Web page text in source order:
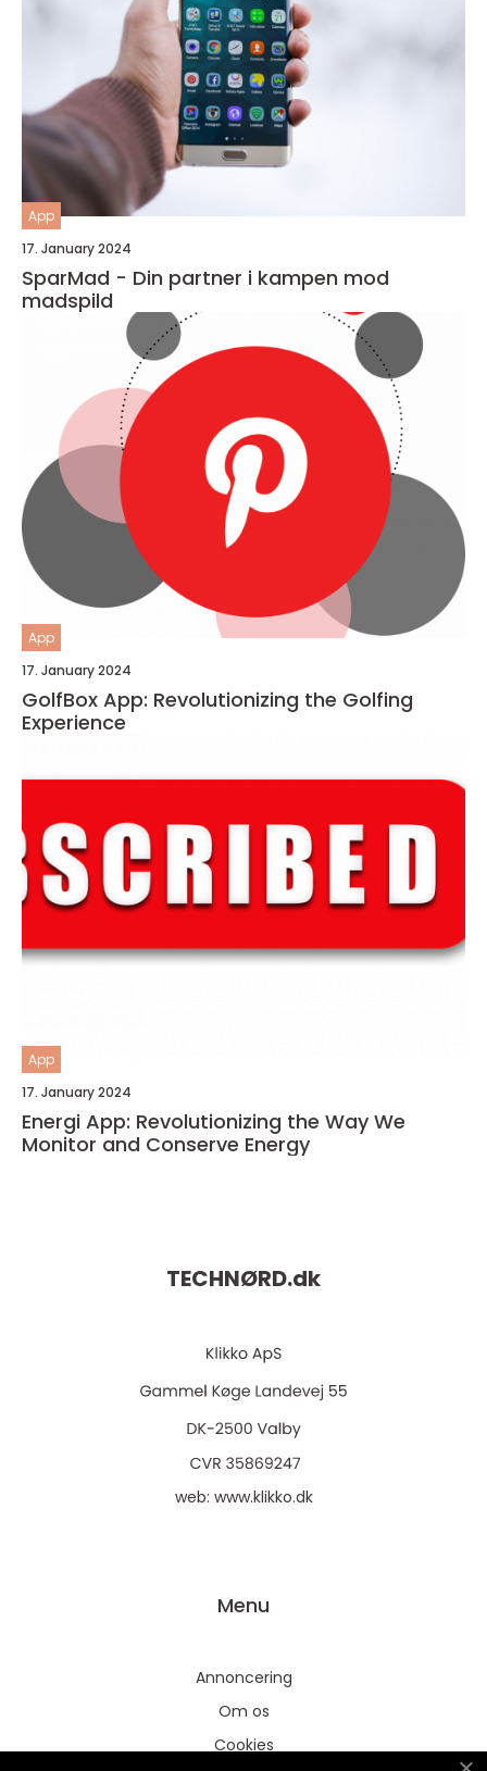
App
17. January 2024
SparMad - Din partner i kampen mod
madspild
App
17. January 2024
GolfBox App: Revolutionizing the Golfing
Experience
App
17. January 2024
Energi App: Revolutionizing the Way We
Monitor and Conserve Energy
TECHNØRD.dk
web: www.klikko.dk
Menu
Annoncering
Om os
Cookies